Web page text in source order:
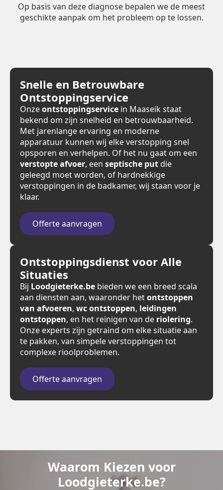
Op basis van deze diagnose bepalen we de meest
geschikte aanpak om het probleem op te lossen.
Snelle en Betrouwbare
Ontstoppingservice
Onzeontstoppingservice in Maaseik staat
bekend om zijn snelheid en betrouwbaarheid.
Met jarenlange ervaring en moderne
apparatuur kunnen wij elke verstopping snel
opsporen en verhelpen. Of het nu gaat om een
verstopte afvoer, een septische put die
geleegd moet worden, of hardnekkige
verstoppingen in de badkamer, wij staan voor je
klaar.
Offerte aanvragen
Ontstoppingsdienst voor Alle
Situaties
Bij Loodgieterke.be bieden we een breed scala
aan diensten aan, waaronder hetontstoppen
van afvoeren, wc ontstoppen, leidingen
ontstoppen, en het reinigen van de riolering.
Onze experts zijn getraind om elke situatie aan
te pakken, van simpele verstoppingen tot
complexe rioolproblemen.
Offerte aanvragen
Waarom Kiezen voor
Loodgieterke.be?